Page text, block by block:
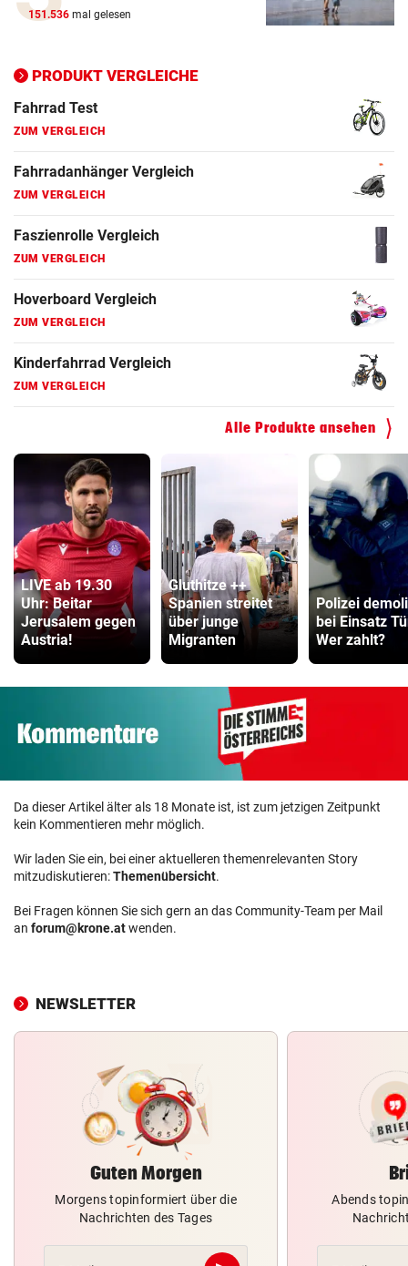
151.536 mal gelesen
PRODUKT VERGLEICHE
ZUM VERGLEICH
ZUM VERGLEICH
Fahrrad Test
ZUM VERGLEICH
Fahrradanhänger Vergleich
ZUM VERGLEICH
Faszienrolle Vergleich
ZUM VERGLEICH
Hoverboard Vergleich
ZUM VERGLEICH
Kinderfahrrad Vergleich
ZUM VERGLEICH
Alle Produkte ansehen
LIVE ab 19.30
Uhr: Beitar
Jerusalem gegen
Austria!
Gluthitze ++
Spanien streitet
über junge
Migranten
Polizei
bei Einsatz
Wer zahlt?
Da dieser Artikel älter als 18 Monate ist, ist zum jetzigen Zeitpunkt
kein Kommentieren mehr möglich.
Wir laden Sie ein, bei einer aktuelleren themenrelevanten Story
mitzudiskutieren:Themenübersicht.
Bei Fragen können Sie sich gern an das Community-Team per Mail
an forum@krone.atwenden.
NEWSLETTER
Guten Morgen
Morgens topinformiert über die
Nachrichten des Tages
Abends